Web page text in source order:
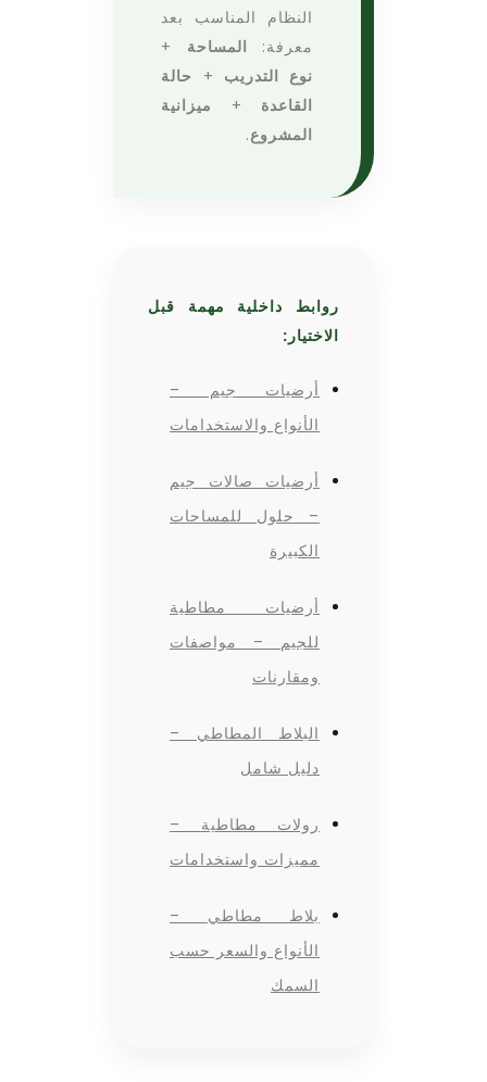
النظام المناسب بعد
معرفة: المساحة +
نوع التدريب + حالة
القاعدة + ميزانية
المشروع.
روابط داخلية مهمة قبل
الاختيار:
أرضيات جيم –
الأنواع والاستخدامات
أرضيات صالات جيم
– حلول للمساحات
الكبيرة
أرضيات مطاطية
للجيم – مواصفات
ومقارنات
البلاط المطاطي –
دليل شامل
رولات مطاطية –
مميزات واستخدامات
بلاط مطاطي –
الأنواع والسعر حسب
السمك